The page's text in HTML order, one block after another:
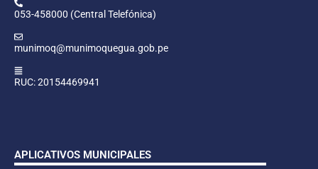
053-458000 (Central Telefónica)
munimoq@munimoquegua.gob.pe
RUC: 20154469941
APLICATIVOS MUNICIPALES